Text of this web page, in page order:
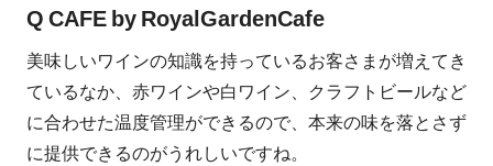
Q CAFE by RoyalGardenCafe
美味しいワインの知識を持っているお客さまが増えてき
ているなか、赤ワインや白ワイン、クラフトビールなど
に合わせた温度管理ができるので、本来の味を落とさず
に提供できるのがうれしいですね。